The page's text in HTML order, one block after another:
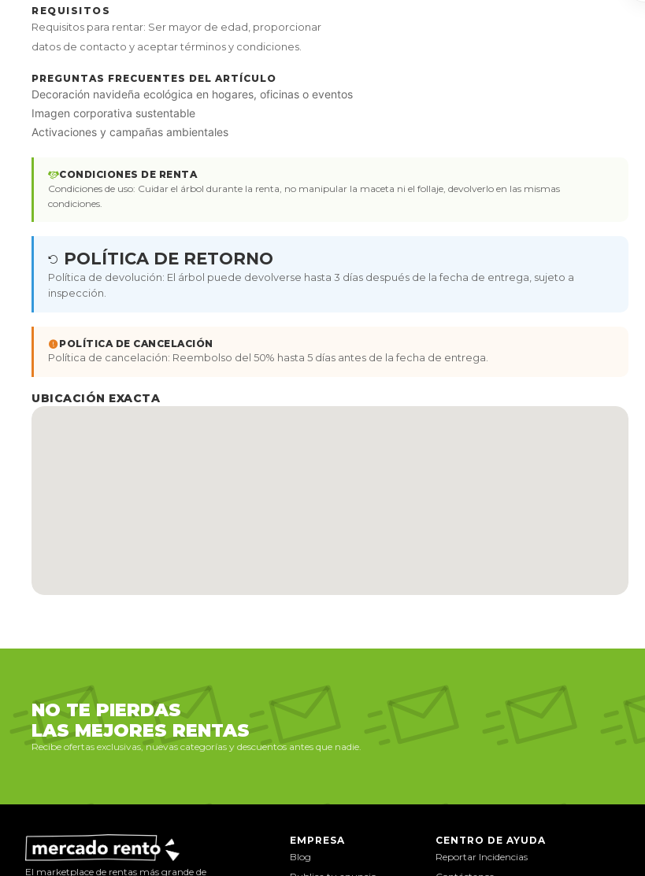
Consejo de seguridad
Reportar anuncio sospechoso
REQUISITOS
Requisitos para rentar: Ser mayor de edad, proporcionar
datos de contacto y aceptar términos y condiciones.
PREGUNTAS FRECUENTES DEL ARTÍCULO
Decoración navideña ecológica en hogares, oficinas o eventos
Imagen corporativa sustentable
Activaciones y campañas ambientales
CONDICIONES DE RENTA
Condiciones de uso: Cuidar el árbol durante la renta, no manipular la maceta ni el follaje, devolverlo en las mismas
condiciones.
POLÍTICA DE RETORNO
Política de devolución: El árbol puede devolverse hasta 3 días después de la fecha de entrega, sujeto a
inspección.
POLÍTICA DE CANCELACIÓN
Política de cancelación: Reembolso del 50% hasta 5 días antes de la fecha de entrega.
UBICACIÓN EXACTA
NO TE PIERDAS
LAS MEJORES RENTAS
Recibe ofertas exclusivas, nuevas categorías y descuentos antes que nadie.
El marketplace de rentas más grande de
EMPRESA
Blog
CENTRO DE AYUDA
Reportar Incidencias